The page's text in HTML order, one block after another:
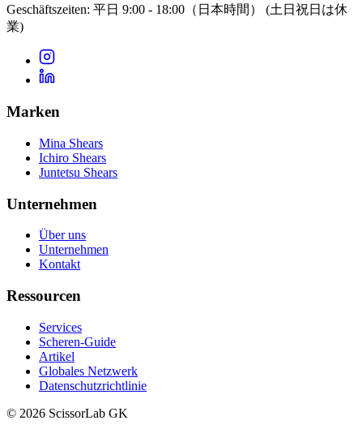
Geschäftszeiten: 平日 9:00 - 18:00（日本時間） (土日祝日は休
業)
Marken
Mina Shears
Ichiro Shears
Juntetsu Shears
Unternehmen
Über uns
Unternehmen
Kontakt
Ressourcen
Services
Scheren-Guide
Artikel
Globales Netzwerk
Datenschutzrichtlinie
© 2026 ScissorLab GK